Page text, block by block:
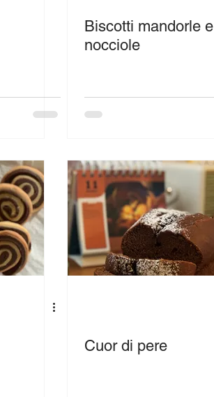
Biscotti mandorle e
nocciole
Cuor di pere